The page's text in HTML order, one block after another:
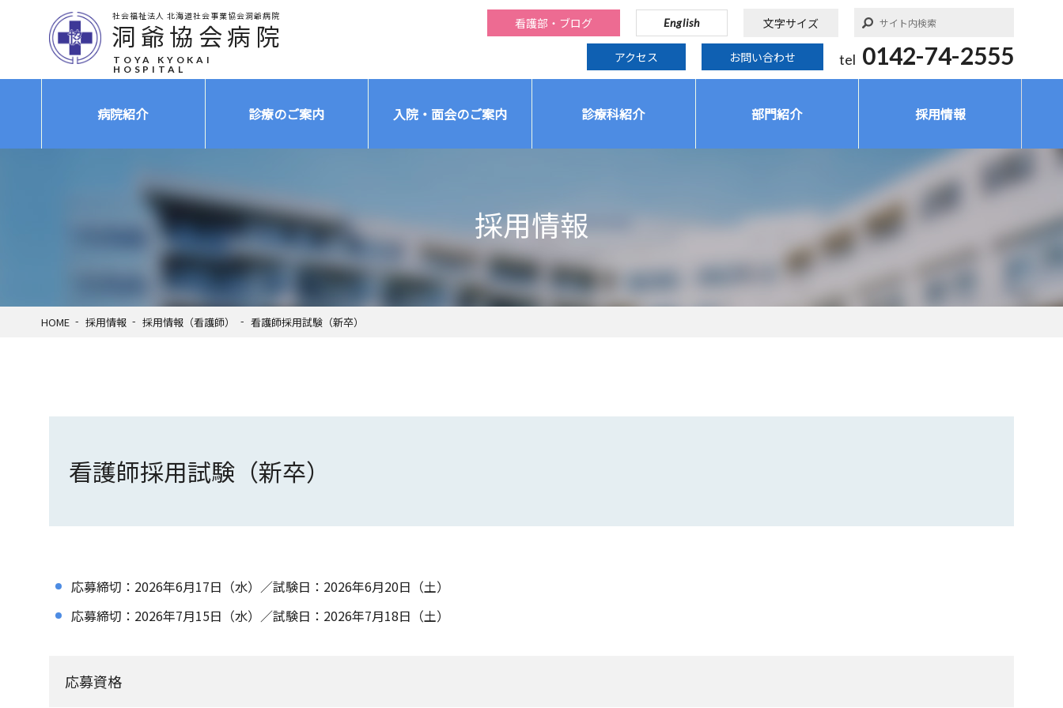
社会福祉法人 北海道社会事業協会洞爺病院
洞爺協会病院
TOYA KYOKAI
HOSPITAL
看護部・ブログ English 文字サイズ
アクセス お問い合わせ tel 0142-74-2555
病院紹介 診療のご案内 入院・面会のご案内 診療科紹介 部門紹介 採用情報
採用情報
HOME 採用情報 採用情報（看護師） 看護師採用試験（新卒）
看護師採用試験（新卒）
応募締切：2026年6月17日（水）／試験日：2026年6月20日（土）
応募締切：2026年7月15日（水）／試験日：2026年7月18日（土）
応募資格